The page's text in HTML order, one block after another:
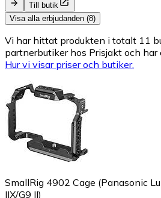
Till butik
Visa alla erbjudanden (8)
Vi har hittat produkten i totalt 11
partnerbutiker hos Prisjakt och
Hur vi visar priser och butiker.
SmallRig 4902 Cage (Panasonic
IIX/G9 II)